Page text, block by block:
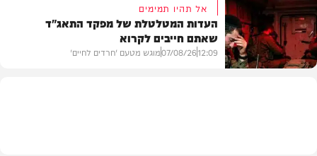
וידאו
אל תהיו תמימים
העדות המטלטלת של מפקד התאג"ד
שאתם חייבים לקרוא
12:09
07/08/26מוגש מטעם 'חרדים לחיים'